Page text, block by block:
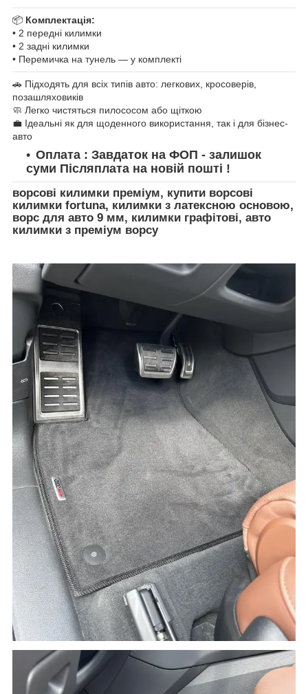
📦 Комплектація:
• 2 передні килимки
• 2 задні килимки
• Перемичка на тунель — у комплекті
🚗 Підходять для всіх типів авто: легкових, кросоверів,
позашляховиків
🧼 Легко чистяться пилососом або щіткою
💼 Ідеальні як для щоденного використання, так і для бізнес-
авто
Оплата : Завдаток на ФОП - залишок
суми Післяплата на новій пошті !
ворсові килимки преміум, купити ворсові
килимки fortuna, килимки з латексною основою,
ворс для авто 9 мм, килимки графітові, авто
килимки з преміум ворсу